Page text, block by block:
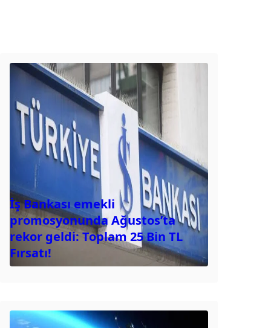
İş Bankası emekli
promosyonunda Ağustos’ta
rekor geldi: Toplam 25 Bin TL
Fırsatı!